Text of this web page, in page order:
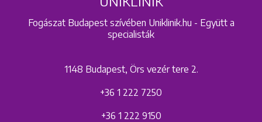
Fogászat Budapest szívében Uniklinik.hu - Együtt a
specialisták
1148 Budapest, Örs vezér tere 2.
+36 1 222 7250
+36 1 222 9150